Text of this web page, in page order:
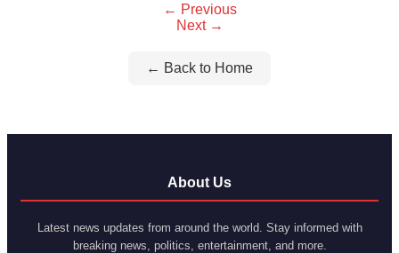
← Previous
Next →
← Back to Home
About Us
Latest news updates from around the world. Stay informed with
breaking news, politics, entertainment, and more.